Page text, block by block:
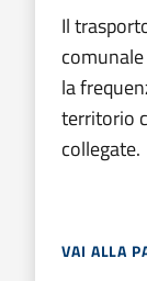
Il
la
territorio
collegate.
VAI ALLA